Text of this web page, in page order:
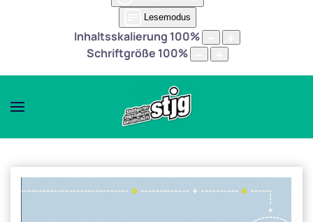
Lesemodus
Inhaltsskalierung 100%
Schriftgröße 100%